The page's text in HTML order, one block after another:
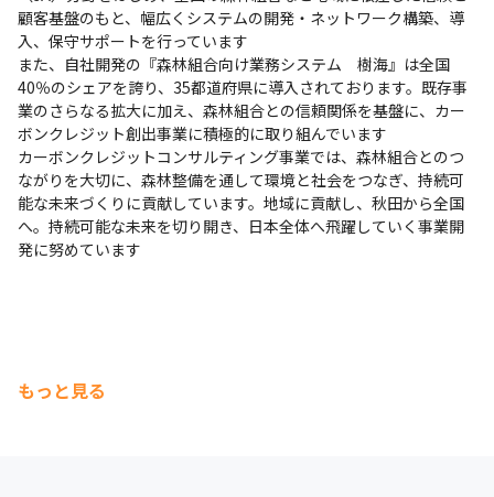
顧客基盤のもと、幅広くシステムの開発・ネットワーク構築、導
入、保守サポートを行っています
また、自社開発の『森林組合向け業務システム　樹海』は全国
40％のシェアを誇り、35都道府県に導入されております。既存事
業のさらなる拡大に加え、森林組合との信頼関係を基盤に、カー
ボンクレジット創出事業に積極的に取り組んでいます
カーボンクレジットコンサルティング事業では、森林組合とのつ
ながりを大切に、森林整備を通して環境と社会をつなぎ、持続可
能な未来づくりに貢献しています。地域に貢献し、秋田から全国
へ。持続可能な未来を切り開き、日本全体へ飛躍していく事業開
発に努めています
もっと見る